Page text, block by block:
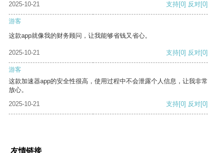
2025-10-21 支持[0] 反对[0]
游客
这款app就像我的财务顾问，让我能够省钱又省心。
2025-10-21 支持[0] 反对[0]
游客
这款加速器app的安全性很高，使用过程中不会泄露个人信息，让我非常
放心。
2025-10-21
支持[0] 反对[0]
友情链接